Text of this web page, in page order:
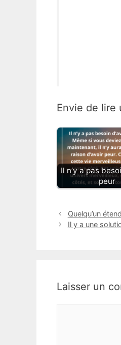
Envie de lire
Il n’y a pas
peur
Quelqu’un
Il y a une
Laisser un